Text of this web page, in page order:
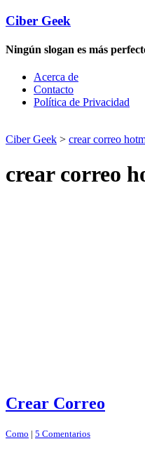
Ciber Geek
Ningún slogan es más
Acerca de
Contacto
Política de Privacidad
Ciber Geek > crear correo
crear correo
Crear Correo
Como | 5 Comentarios